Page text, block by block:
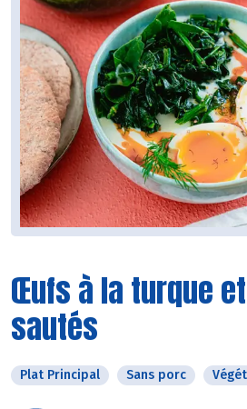
Œufs à la turque
sautés
Plat Principal Sans porc